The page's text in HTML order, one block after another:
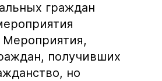
граждан
получивших
но